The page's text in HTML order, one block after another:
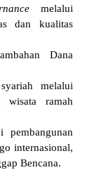
melalui
dan kualitas
Dana
melalui
wisata ramah
internasional,
Bencana.